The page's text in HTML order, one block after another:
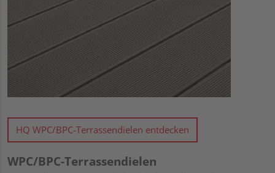
HQ WPC/BPC-Terrassendielen entdecken
WPC/BPC-Terrassendielen